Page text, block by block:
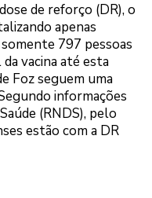
de reforço (DR), o
apenas
797 pessoas
vacina até esta
Foz seguem uma
informações
(RNDS), pelo
estão com a DR